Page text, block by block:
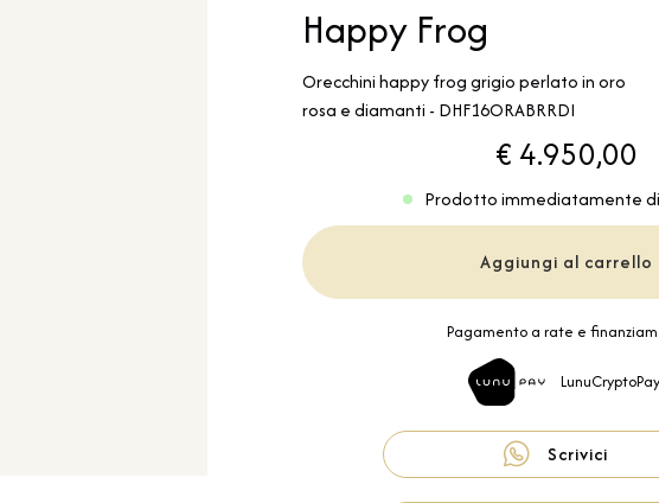
Happy Frog
Orecchini happy frog grigio perlato in oro
rosa e diamanti - DHF16ORABRRDI
€ 4.950,00
Prodotto immediatamente
Aggiungi al carrello
Pagamento a rate e
LunuCryptoPay
Scrivici